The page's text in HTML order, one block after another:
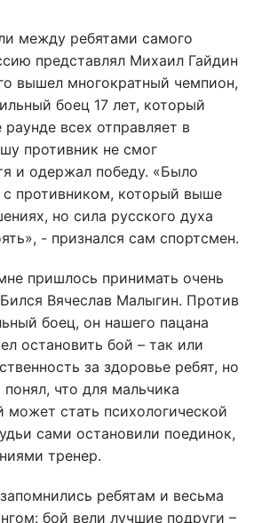
между ребятами самого
представлял Михаил Гайдин
вышел многократный чемпион,
боец 17 лет, который
всех отправляет в
противник не смог
и одержал победу. «Было
противником, который выше
но сила русского духа
- признался сам спортсмен.
пришлось принимать очень
Вячеслав Малыгин. Против
боец, он нашего пацана
остановить бой – так или
за здоровье ребят, но
что для мальчика
может стать психологической
сами остановили поединок,
тренер.
ребятам и весьма
бой вели лучшие подруги –